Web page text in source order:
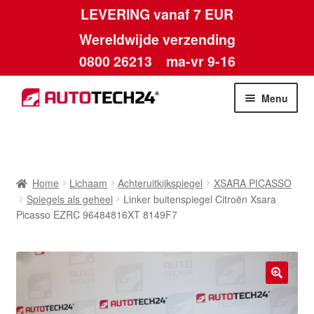
LEVERING vanaf 7 EUR
Wereldwijde verzending
0800 26213 ma-vr 9-16
Skip
to
Skip
to
Menu
Algemene voorwaarden
Betalingen
Home Lichaam Achteruitkijkspiegel
XSARA PICASSO
Spiegels als geheel
Linker buitenspiegel Citroën Xsara
Picasso EZRC 96484816XT 8149F7